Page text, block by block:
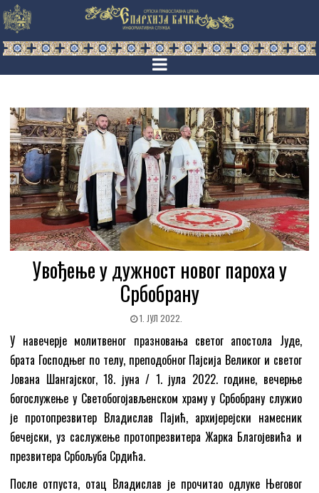
Увођење у дужност новог пароха у
Србобрану
1. ЈУЛ 2022.
У навечерје молитвеног празновања светог апостола Јуде,
брата Господњег по телу, преподобног Пајсија Великог и светог
Јована Шангајског, 18. јуна / 1. јула 2022. године, вечерње
богослужење у Светобогојављенском храму у Србобрану служио
је протопрезвитер Владислав Пајић, архијерејски намесник
бечејски, уз саслужење протопрезвитера Жарка Благојевића и
презвитера Србољуба Срдића.
После отпуста, отац Владислав је прочитао одлуке Његовог